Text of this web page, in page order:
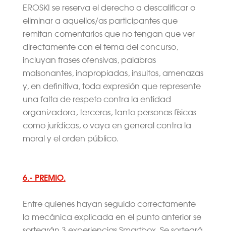
EROSKI se reserva el derecho a descalificar o
eliminar a aquellos/as participantes que
remitan comentarios que no tengan que ver
directamente con el tema del concurso,
incluyan frases ofensivas, palabras
malsonantes, inapropiadas, insultos, amenazas
y, en definitiva, toda expresión que represente
una falta de respeto contra la entidad
organizadora, terceros, tanto personas físicas
como jurídicas, o vaya en general contra la
moral y el orden público.
6.- PREMIO.
Entre quienes hayan seguido correctamente
la mecánica explicada en el punto anterior se